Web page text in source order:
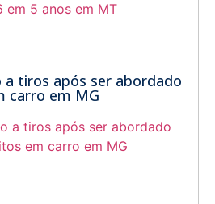
tiros após ser abordado
carro em MG